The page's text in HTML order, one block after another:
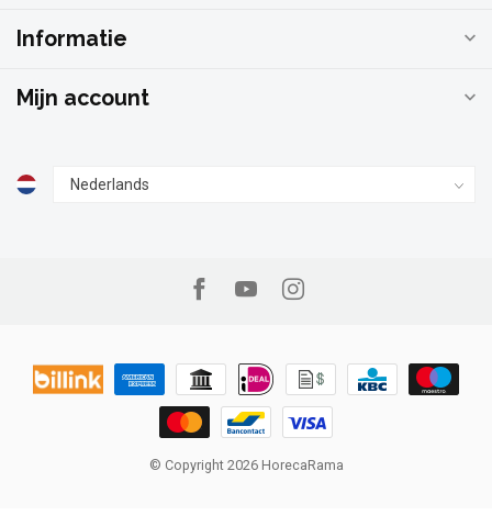
Informatie
Mijn account
© Copyright 2026 HorecaRama